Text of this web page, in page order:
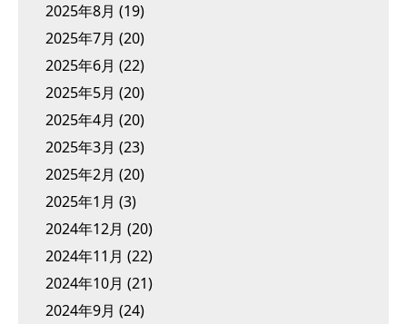
2025年8月 (19)
2025年7月 (20)
2025年6月 (22)
2025年5月 (20)
2025年4月 (20)
2025年3月 (23)
2025年2月 (20)
2025年1月 (3)
2024年12月 (20)
2024年11月 (22)
2024年10月 (21)
2024年9月 (24)